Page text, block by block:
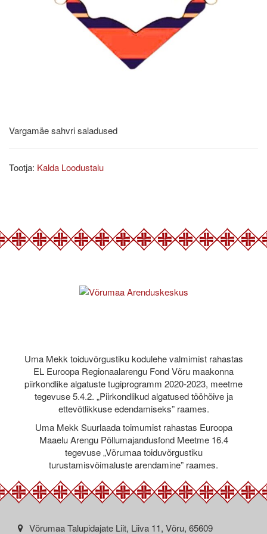
Vargamäe sahvri saladused
Tootja: Kalda Loodustalu
Uma Mekk toiduvõrgustiku kodulehe valmimist rahastas
EL Euroopa Regionaalarengu Fond Võru maakonna
piirkondlike algatuste tugiprogramm 2020-2023, meetme
tegevuse 5.4.2. „Piirkondlikud algatused tööhõive ja
ettevõtlikkuse edendamiseks” raames.
Uma Mekk Suurlaada toimumist rahastas Euroopa
Maaelu Arengu Põllumajandusfond Meetme 16.4
tegevuse „Võrumaa toiduvõrgustiku
turustamisvõimaluste arendamine” raames.
Võrumaa Talupidajate Liit, Liiva 11, Võru, 65609